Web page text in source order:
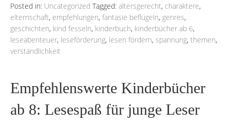
Posted in: Uncategorized Tagged: altersgerecht, charaktere,
elternschaft, empfehlungen, fantasie beflügeln, genres,
geschichten, kind fesseln, kinderbuch, kinderbücher ab 6,
leseabenteuer, leseförderung, lesen fördern, spannung, themen,
verständlichkeit
Empfehlenswerte Kinderbücher
ab 8: Lesespaß für junge Leser